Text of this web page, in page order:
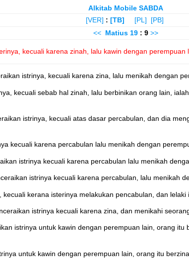
Alkitab Mobile SABDA
[VER] : [TB] [PL]
[PB]
<< Matius 19 : 9 >>
kecuali karena zinah, lalu kawin dengan perempuan
istrinya, kecuali karena zina, lalu menikah dengan
kecuali sebab hal zinah, lalu berbinikan orang lain,
istrinya, kecuali atas dasar percabulan, dan dia
kecuali karena percabulan lalu menikah dengan
istrinya kecuali karena percabulan lalu menikah
istrinya kecuali karena percabulan, lalu menikah
kerana isterinya melakukan pencabulan, dan
istrinya kecuali karena zina, dan menikahi
istrinya untuk kawin dengan perempuan lain, orang
untuk kawin dengan perempuan lain, orang itu